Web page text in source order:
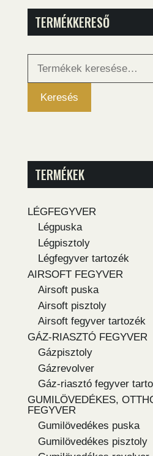
TERMÉKKERESŐ
Keresés
Keresés
TERMÉKEK
LÉGFEGYVER
Légpuska
Légpisztoly
Légfegyver tartozék
AIRSOFT FEGYVER
Airsoft puska
Airsoft pisztoly
Airsoft fegyver tartozék
GÁZ-RIASZTÓ FEGYVER
Gázpisztoly
Gázrevolver
Gáz-riasztó fegyver
GUMILÖVEDÉKES,
FEGYVER
Gumilövedékes puska
Gumilövedékes pisztoly